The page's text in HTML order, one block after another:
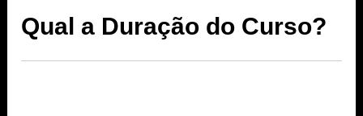
Qual a Duração do Curso?